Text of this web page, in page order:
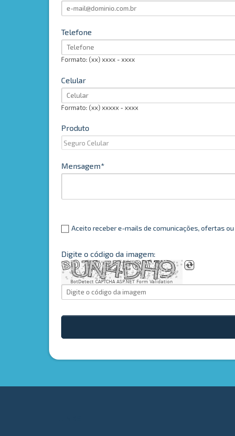
Telefone
Formato: (xx) xxxx - xxxx
Celular
Formato: (xx) xxxxx - xxxx
Produto
Mensagem
Aceito receber e-mails de comunicações, ofertas
Digite o código da imagem:
BotDetect CAPTCHA ASP.NET Form Validation